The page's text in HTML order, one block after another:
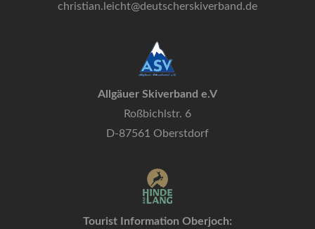
christian.leicht@deutscherskiverband.de
Allgäuer Skiverband e.V
Roßbichlstr. 6
D-87561 Oberstdorf
Tourist Information Oberjoch: